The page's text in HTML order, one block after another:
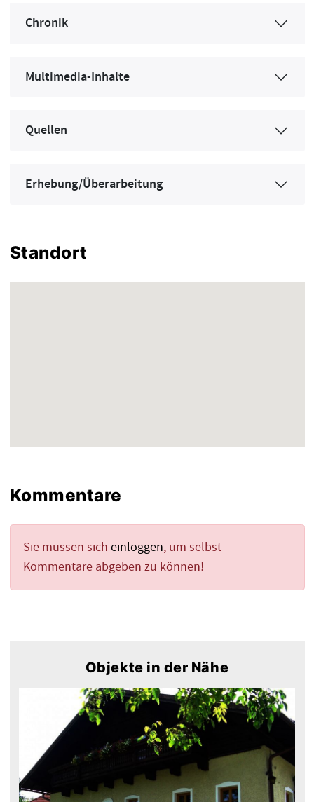
Chronik
Multimedia-Inhalte
Quellen
Erhebung/Überarbeitung
Standort
Kommentare
Sie müssen sich einloggen, um selbst
Kommentare abgeben zu können!
Objekte in der Nähe